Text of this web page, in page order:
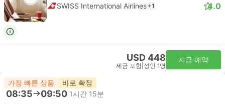
SWISS International Airlines +1 4.0
USD 448
세금 포함 성인 1명
지금 예약
가장 빠른 상품 바로 확정
08:35 09:50 1시간 15분